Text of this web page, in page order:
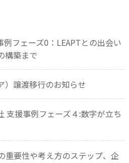
フェーズ0：LEAPTとの出会い
構築まで
）譲渡移行のお知らせ
支援事例フェーズ４:数字が立ち
重要性や考え方のステップ、企